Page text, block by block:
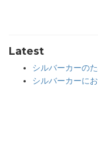
Latest
シルバーカーの
シルバーカーに